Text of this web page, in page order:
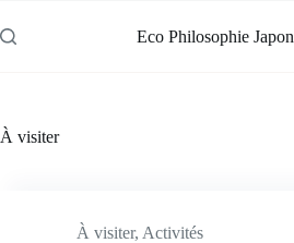
au
contenu
Eco Philosophie Japon
À visiter
À visiter, Activités